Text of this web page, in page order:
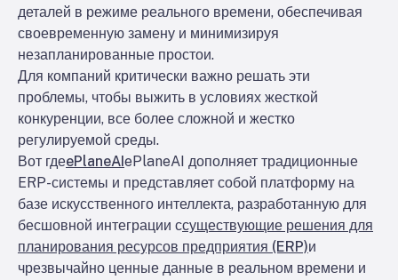
деталей в режиме реального времени, обеспечивая
своевременную замену и минимизируя
незапланированные простои.
Для компаний критически важно решать эти
проблемы, чтобы выжить в условиях жесткой
конкуренции, все более сложной и жестко
регулируемой среды.
Вот гдеePlaneAIePlaneAI дополняет традиционные
ERP-системы и представляет собой платформу на
базе искусственного интеллекта, разработанную для
бесшовной интеграции ссуществующие решения для
планирования ресурсов предприятия (ERP)и
чрезвычайно ценные данные в реальном времени и